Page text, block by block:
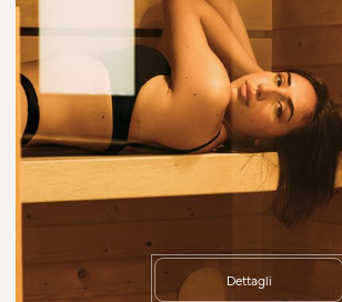
Dettagli